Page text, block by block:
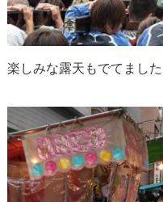
楽しみな露天もでてました